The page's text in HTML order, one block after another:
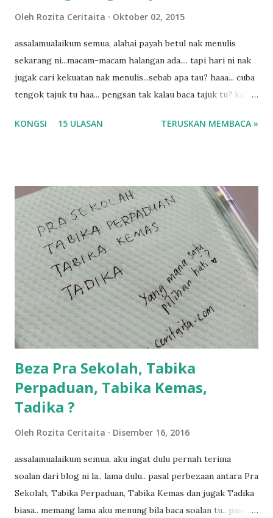
Oleh Rozita Ceritaita Oktober 02, 2015
assalamualaikum semua, alahai payah betul nak menulis
sekarang ni...macam-macam halangan ada.... tapi hari ni nak
jugak cari kekuatan nak menulis...sebab apa tau? haaa... cuba
tengok tajuk tu haa... pengsan tak kalau baca tajuk tu? kalau
tau? yang sebut tu anak aku....diulangi ANAK AKU ....adoiiii
balik keja aku ajak la shah singgah Giant beli barang
sikit...dalam perjalanan dari dalam kereta tu biasalah kan
kami memang akan pimpin anak-anak jalan sampai masuk
dalam... dan kebiasanya bagi anak 4 macam kami ni bahagi-
bahagi lah siapa nak pimpin siapa... dan biasanya aku akan
dukung adik hadi sambil pimpin kakak husna... yang abg
ngah dengan abg long terserah pada shah la pulak.. tapi
kalau ikut anak-anak semua nak ummi pimpin... ajer rebeh
ba...
KONGSI 15 ULASAN TERUSKAN MEMBACA »
Beza Pra Sekolah, Tabika
Perpaduan, Tabika Kemas,
Tadika ?
Oleh Rozita Ceritaita Disember 16, 2016
assalamualaikum semua, aku ingat dulu pernah terima
soalan dari blog ni la.. lama dulu.. pasal perbezaan antara Pra
Sekolah, Tabika Perpaduan, Tabika Kemas dan jugak Tadika
biasa.. memang lama aku menung bila baca soalan tu.. pasal